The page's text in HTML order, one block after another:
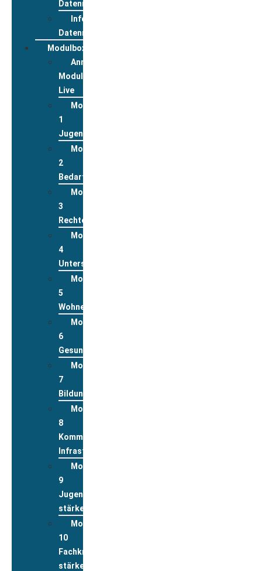
Datenreview
Informationen
Datenreview
Modulbox
Anmeldung
Modulbox
Live
Modul
1
Jugend
Modul
2
Bedarfslagen
Modul
3
Rechte
Modul
4
Unterstützungsleistungen
Modul
5
Wohnen
Modul
6
Gesundheit
Modul
7
Bildung
Modul
8
Kommunale
Infrastrukturen
Modul
9
Jugend
stärken
Modul
10
Fachkräfte
stärken